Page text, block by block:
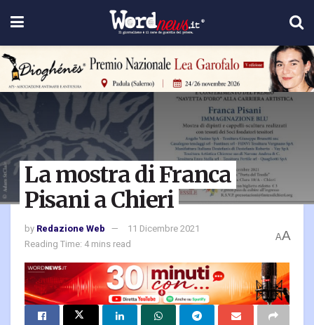
La mostra di Franca
Pisani a Chieri
by Redazione Web
11 Dicembre 2021
Reading Time: 4 mins read
AA